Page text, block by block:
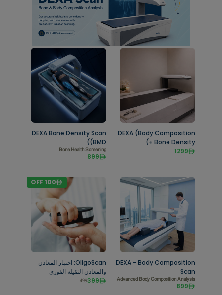
DEXA (Body Composition
+ Bone Density)
1299
DEXA Bone Density Scan
(BMD)
Bone Health Screening
899
DEXA - Body Composition
Scan
Advanced Body Composition Analysis
899
OligoScan: اختبار المعادن
والمعادن الثقيلة الفوري
399
499
100
OFF